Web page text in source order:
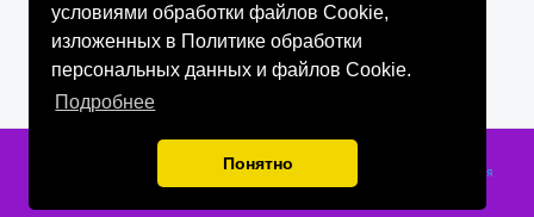
условиями обработки файлов Cookie,
изложенных в Политике обработки
персональных данных и файлов Cookie.
Подробнее
Понятно
деятельности «ТЕОСОФИЯ», г. Санкт-Петербург, 2018-2026 гг.
Публичная
оферта